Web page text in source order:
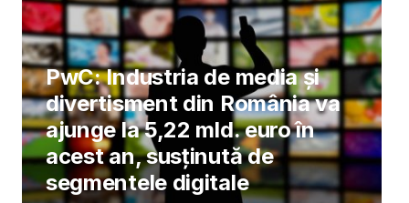
PwC: Industria de media și
divertisment din România va
ajunge la 5,22 mld. euro în
acest an, susținută de
segmentele digitale